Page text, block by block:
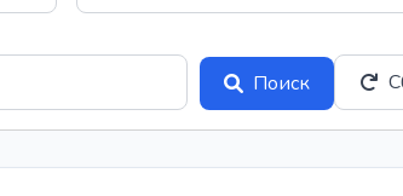
Поиск